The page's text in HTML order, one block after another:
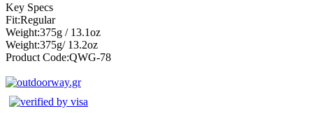
Key Specs
Fit:Regular
Weight:375g / 13.1oz
Weight:375g/ 13.2oz
Product Code:QWG-78